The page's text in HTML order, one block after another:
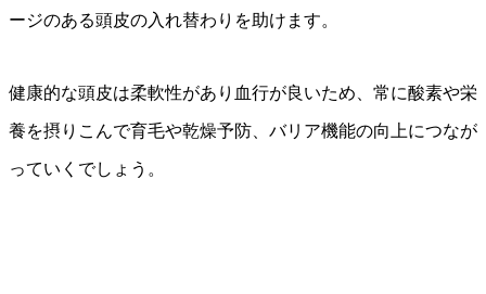
ージのある頭皮の入れ替わりを助けます。
健康的な頭皮は柔軟性があり血行が良いため、常に酸素や栄
養を摂りこんで育毛や乾燥予防、バリア機能の向上につなが
っていくでしょう。